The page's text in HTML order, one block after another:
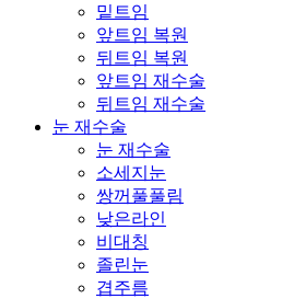
밑트임
앞트임 복원
뒤트임 복원
앞트임 재수술
뒤트임 재수술
눈 재수술
눈 재수술
소세지눈
쌍꺼풀풀림
낮은라인
비대칭
졸린눈
겹주름